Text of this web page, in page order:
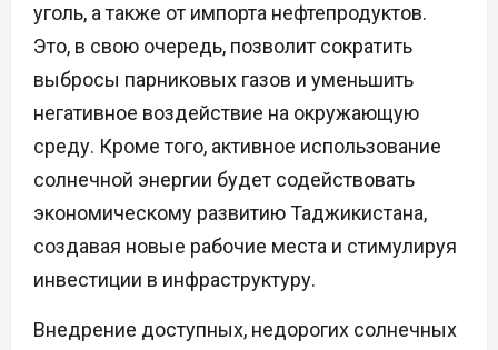
уголь, а также от импорта нефтепродуктов.
Это, в свою очередь, позволит сократить
выбросы парниковых газов и уменьшить
негативное воздействие на окружающую
среду. Кроме того, активное использование
солнечной энергии будет содействовать
экономическому развитию Таджикистана,
создавая новые рабочие места и стимулируя
инвестиции в инфраструктуру.
Внедрение доступных, недорогих солнечных